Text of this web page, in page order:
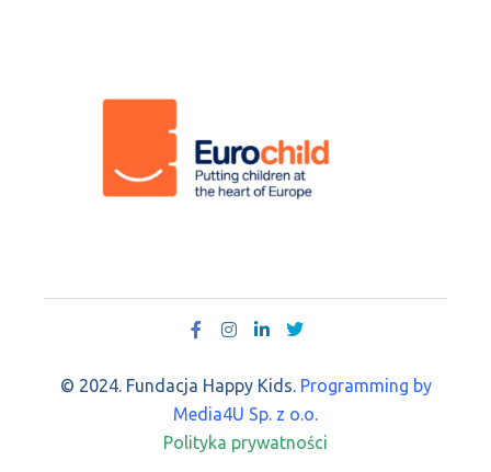
© 2024. Fundacja Happy Kids. Programming by
Media4U Sp. z o.o.
Polityka prywatności